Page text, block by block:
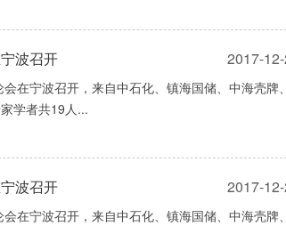
波召开 2017-
在宁波召开，来自中石化、镇海国储、中海壳牌、
学者共19人...
波召开 2017-
在宁波召开，来自中石化、镇海国储、中海壳牌、